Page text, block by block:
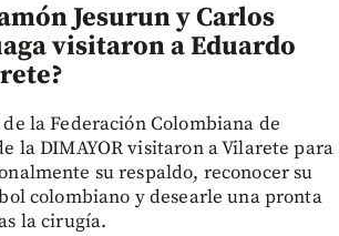
Jesurun y Carlos
visitaron a Eduardo
la Federación Colombiana de
la DIMAYOR visitaron a Vilarete para
su respaldo, reconocer su
colombiano y desearle una pronta
la cirugía.